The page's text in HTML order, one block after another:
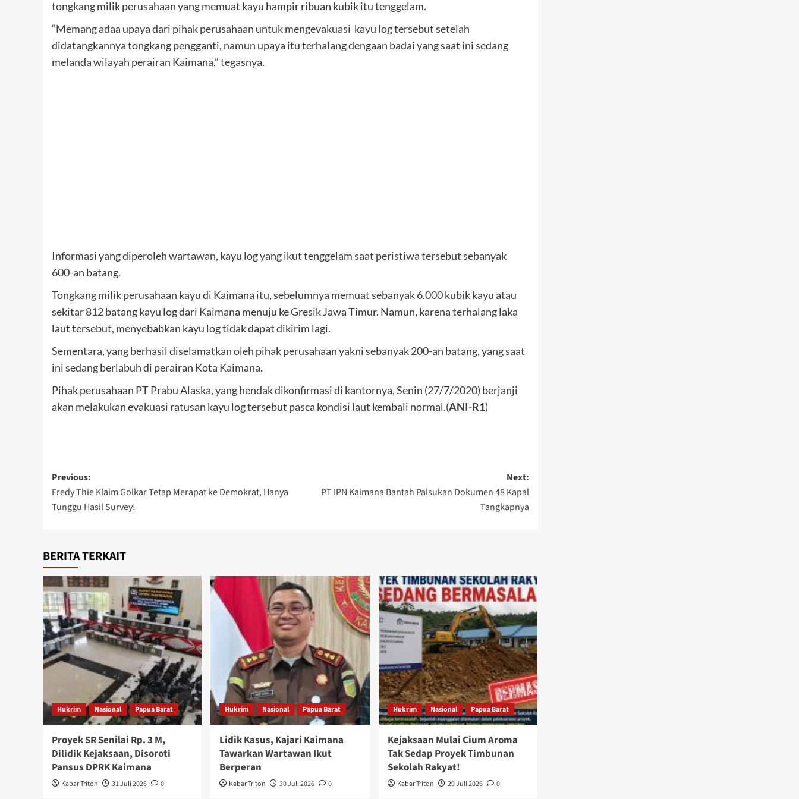
tongkang milik perusahaan yang memuat kayu hampir ribuan kubik itu tenggelam.
“Memang adaa upaya dari pihak perusahaan untuk mengevakuasi kayu log tersebut setelah
didatangkannya tongkang pengganti, namun upaya itu terhalang dengaan badai yang saat ini sedang
melanda wilayah perairan Kaimana,” tegasnya.
Informasi yang diperoleh wartawan, kayu log yang ikut tenggelam saat peristiwa tersebut sebanyak
600-an batang.
Tongkang milik perusahaan kayu di Kaimana itu, sebelumnya memuat sebanyak 6.000 kubik kayu atau
sekitar 812 batang kayu log dari Kaimana menuju ke Gresik Jawa Timur. Namun, karena terhalang laka
laut tersebut, menyebabkan kayu log tidak dapat dikirim lagi.
Sementara, yang berhasil diselamatkan oleh pihak perusahaan yakni sebanyak 200-an batang, yang saat
ini sedang berlabuh di perairan Kota Kaimana.
Pihak perusahaan PT Prabu Alaska, yang hendak dikonfirmasi di kantornya, Senin (27/7/2020) berjanji
akan melakukan evakuasi ratusan kayu log tersebut pasca kondisi laut kembali normal.(ANI-R1)
Post
navigation
Previous:
Fredy Thie Klaim Golkar Tetap Merapat ke Demokrat, Hanya
Tunggu Hasil Survey!
Next:
PT IPN Kaimana Bantah Palsukan Dokumen 48 Kapal
Tangkapnya
BERITA TERKAIT
Hukrim Nasional Papua Barat
Proyek SR Senilai Rp. 3 M,
Dilidik Kejaksaan, Disoroti
Pansus DPRK Kaimana
Kabar Triton 31 Juli 2026 0
Hukrim Nasional Papua Barat
Lidik Kasus, Kajari Kaimana
Tawarkan Wartawan Ikut
Berperan
Kabar Triton 30 Juli 2026 0
Hukrim Nasional Papua Barat
Kejaksaan Mulai Cium Aroma
Tak Sedap Proyek Timbunan
Sekolah Rakyat!
Kabar Triton 29 Juli 2026 0